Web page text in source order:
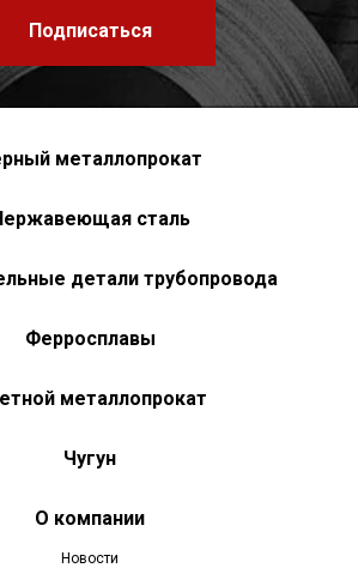
Подписаться
металлопрокат
сталь
детали трубопровода
Ферросплавы
металлопрокат
Чугун
О компании
Новости